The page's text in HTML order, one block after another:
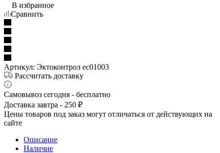
В избранное
Сравнить
Артикул: Эктоконтрол ec01003
Рассчитать доставку
Самовывоз сегодня - бесплатно
Доставка завтра - 250 ₽
Цены товаров под заказ могут отличаться от действующих на
сайте
Описание
Наличие